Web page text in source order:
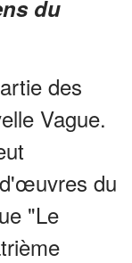
du
des
Vague.
du
"Le